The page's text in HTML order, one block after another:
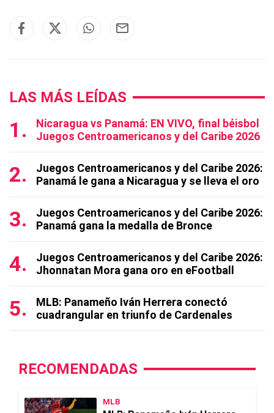
LAS MÁS LEÍDAS
Nicaragua vs Panamá: EN VIVO, final béisbol
Juegos Centroamericanos y del Caribe 2026
Juegos Centroamericanos y del Caribe 2026:
Panamá le gana a Nicaragua y se lleva el oro
Juegos Centroamericanos y del Caribe 2026:
Panamá gana la medalla de Bronce
Juegos Centroamericanos y del Caribe 2026:
Jhonnatan Mora gana oro en eFootball
MLB: Panameño Iván Herrera conectó
cuadrangular en triunfo de Cardenales
RECOMENDADAS
MLB